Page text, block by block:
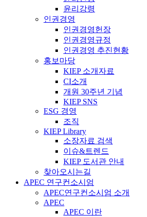
윤리강령
인권경영
인권경영헌장
인권경영규정
인권경영 추진현황
홍보마당
KIEP 소개자료
CI소개
개원 30주년 기념
KIEP SNS
ESG 경영
조직
KIEP Library
소장자료 검색
이슈&트렌드
KIEP 도서관 안내
찾아오시는길
APEC 연구컨소시엄
APEC연구컨소시엄 소개
APEC
APEC 이란